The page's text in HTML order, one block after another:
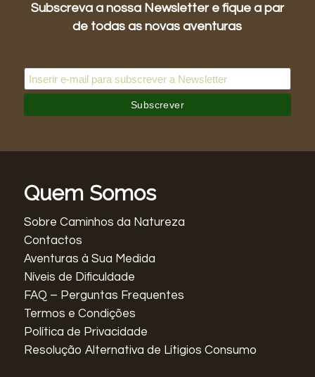
Subscreva a nossa Newsletter e fique a par
de todas as novas aventuras
Quem Somos
Sobre Caminhos da Natureza
Contactos
Aventuras à Sua Medida
Níveis de Dificuldade
FAQ – Perguntas Frequentes
Termos e Condições
Política de Privacidade
Resolução Alternativa de Lítigios Consumo